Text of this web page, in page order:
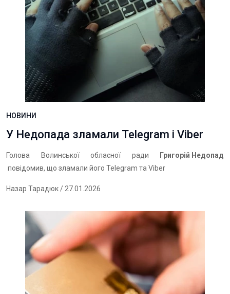
НОВИНИ
У Недопада зламали Telegram і Viber
Голова Волинської обласної ради
Григорій Недопад
повідомив, що зламали його Telegram та Viber
Назар Тарадюк/ 27.01.2026